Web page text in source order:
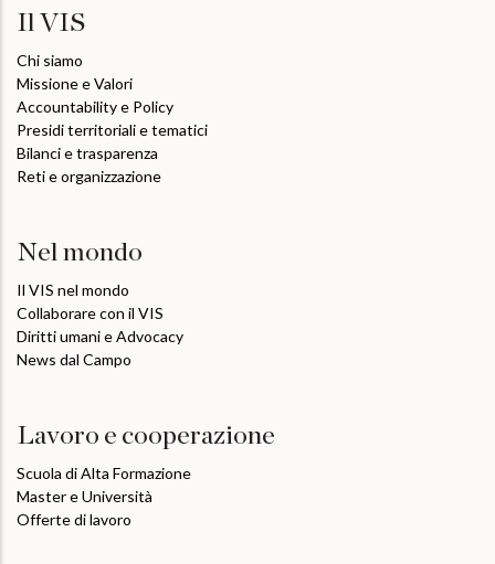
Il VIS
Chi siamo
Missione e Valori
Accountability e Policy
Presidi territoriali e tematici
Bilanci e trasparenza
Reti e organizzazione
Nel mondo
Il VIS nel mondo
Collaborare con il VIS
Diritti umani e Advocacy
News dal Campo
Lavoro e cooperazione
Scuola di Alta Formazione
Master e Università
Offerte di lavoro